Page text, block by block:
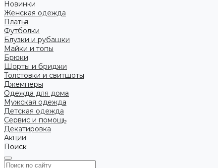
Новинки
Женская одежда
Платья
Футболки
Блузки и рубашки
Майки и топы
Брюки
Шорты и бриджи
Толстовки и свитшоты
Джемперы
Одежда для дома
Мужская одежда
Детская одежда
Сервис и помощь
Декатировка
Акции
Поиск